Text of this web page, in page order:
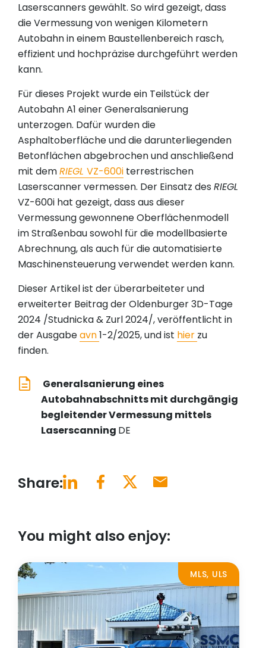
Laserscanners gewählt. So wird gezeigt, dass
die Vermessung von wenigen Kilometern
Autobahn in einem Baustellenbereich rasch,
effizient und hochpräzise durchgeführt werden
kann.
Für dieses Projekt wurde ein Teilstück der
Autobahn A1 einer Generalsanierung
unterzogen. Dafür wurden die
Asphaltoberfläche und die darunterliegenden
Betonflächen abgebrochen und anschließend
mit demRIEGL VZ-600i terrestrischen
Laserscanner vermessen. Der Einsatz des RIEGL
VZ-600i hat gezeigt, dass aus dieser
Vermessung gewonnene Oberflächenmodell
im Straßenbau sowohl für die modellbasierte
Abrechnung, als auch für die automatisierte
Maschinensteuerung verwendet werden kann.
Dieser Artikel ist der überarbeiteter und
erweiterter Beitrag der Oldenburger 3D-Tage
2024 /Studnicka & Zurl 2024/, veröffentlicht in
der Ausgabeavn1-2/2025, und ist hier zu
finden.
Generalsanierung eines
Autobahnabschnitts mit durchgängig
begleitender Vermessung mittels
Laserscanning DE
Share:
You might also enjoy:
MLS, ULS